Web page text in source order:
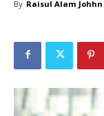
By Raisul Alam Johhn